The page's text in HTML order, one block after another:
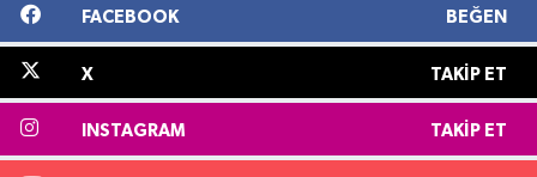
FACEBOOK BEĞEN
X TAKIP ET
INSTAGRAM TAKIP ET